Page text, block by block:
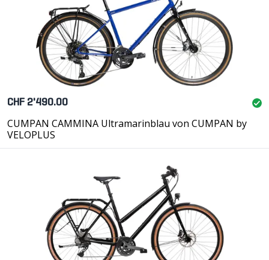
CHF 2'490.00
CUMPAN CAMMINA Ultramarinblau von CUMPAN by
VELOPLUS